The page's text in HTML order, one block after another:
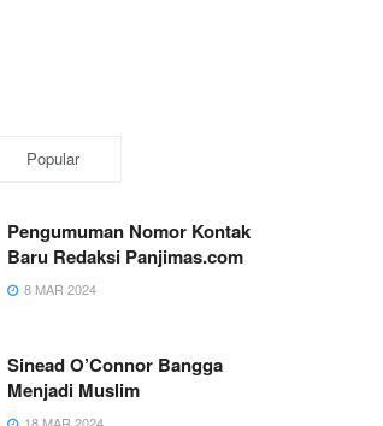
Popular
Pengumuman Nomor Kontak
Baru Redaksi Panjimas.com
8 MAR 2024
Sinead O’Connor Bangga
Menjadi Muslim
18 MAR 2024